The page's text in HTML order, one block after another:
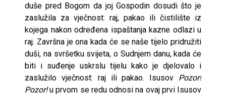
duše pred Bogom da joj Gospodin dosudi što je
zaslužila za vječnost: raj, pakao ili čistilište iz
kojega nakon određena ispaštanja kazne odlazi u
raj. Završna je ona kada će se naše tijelo pridružiti
duši, na svršetku svijeta, o Sudnjem danu, kada će
biti i suđenje uskrslu tijelu kako je djelovalo i
zaslužilo vječnost: raj ili pakao. Isusov Pozor!
Pozor!u prvom se redu odnosi na ovaj prvi Isusov